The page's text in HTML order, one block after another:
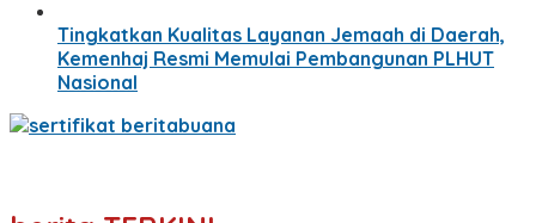
Tingkatkan Kualitas Layanan Jemaah di Daerah,
Kemenhaj Resmi Memulai Pembangunan PLHUT
Nasional